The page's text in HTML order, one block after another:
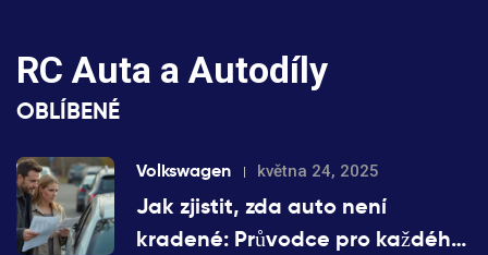
RC Auta a Autodíly
OBLÍBENÉ
Volkswagen května 24, 2025
Jak zjistit, zda auto není
kradené: Průvodce pro každého